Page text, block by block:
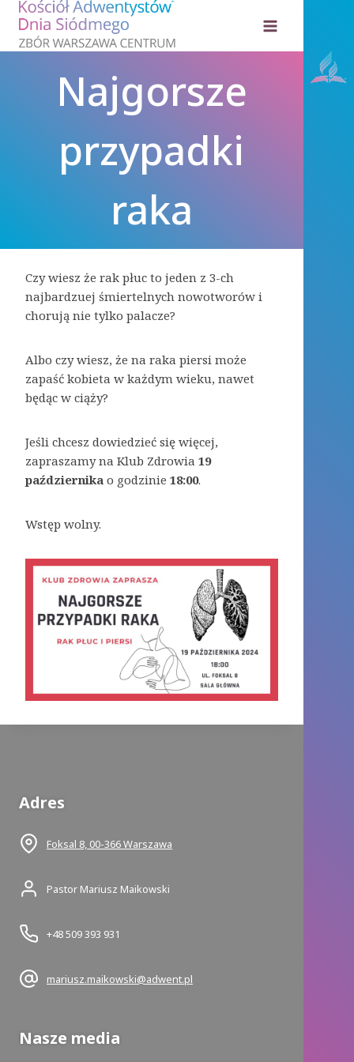
Przejdź
treści
Najgorsze
przypadki
raka
Czy wiesz że rak płuc to jeden z 3-ch
najbardzuej śmiertelnych nowotworów i
chorują nie tylko palacze?
Albo czy wiesz, że na raka piersi może
zapaść kobieta w każdym wieku, nawet
będąc w ciąży?
Jeśli chcesz dowiedzieć się więcej,
zapraszamy na Klub Zdrowia 19
października o godzinie 18:00.
Wstęp wolny.
Adres
Foksal 8, 00-366 Warszawa
Pastor Mariusz Maikowski
+48 509 393 931
mariusz.maikowski@adwent.pl
Nasze media